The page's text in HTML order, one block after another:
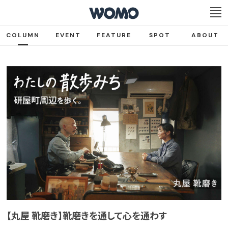
COLUMN EVENT FEATURE SPOT ABOUT
【丸屋 靴磨き】靴磨きを通して心を通わす